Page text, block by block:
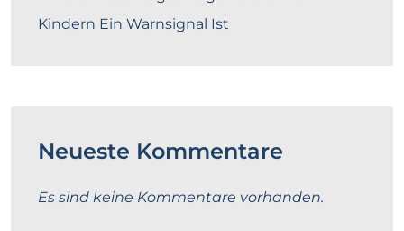
Kindern Ein Warnsignal Ist
Neueste Kommentare
Es sind keine Kommentare vorhanden.